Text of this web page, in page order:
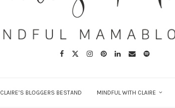
CLAIRE’S BLOGGERS BESTAND MINDFUL WITH CLAIRE